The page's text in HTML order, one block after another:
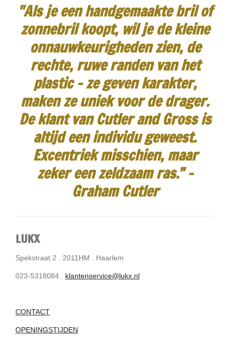
"Als je een handgemaakte bril of
zonnebril koopt, wil je de kleine
onnauwkeurigheden zien, de
rechte, ruwe randen van het
plastic - ze geven karakter,
maken ze uniek voor de drager.
De klant van Cutler and Gross is
altijd een individu geweest.
Excentriek misschien, maar
zeker een zeldzaam ras.” -
Graham Cutler
LUKX
Spekstraat 2 . 2011HM . Haarlem
023-5318084 . klantenservice@lukx.nl
CONTACT
OPENINGSTIJDEN